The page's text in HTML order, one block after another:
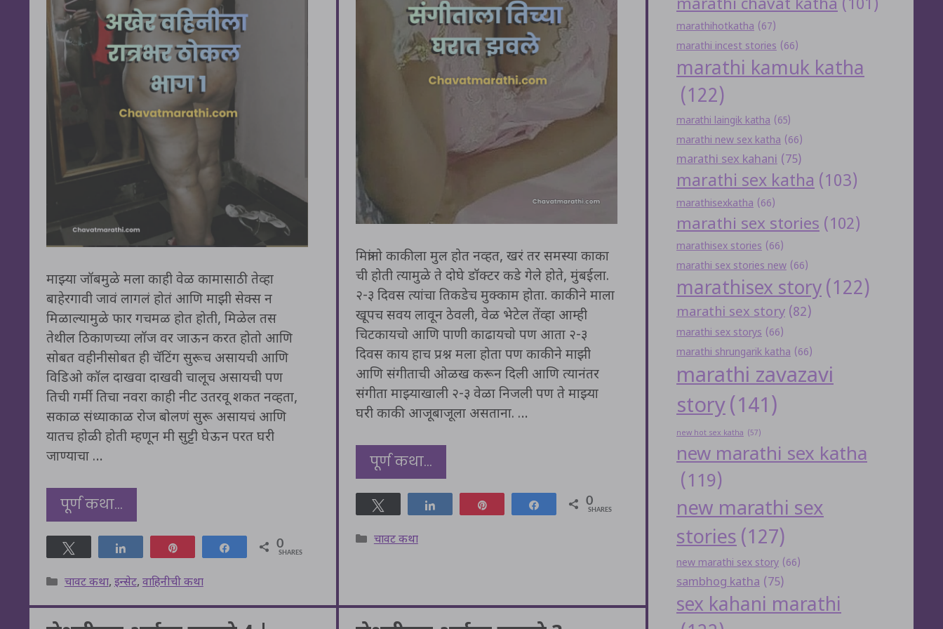
माझ्या जॉबमुळे मला काही वेळ कामासाठी तेव्हा
बाहेरगावी जावं लागलं होतं आणि माझी सेक्स न
मिळाल्यामुळे फार गचमळ होत होती, मिळेल तस
तेथील ठिकाणच्या लॉज वर जाऊन करत होतो आणि
सोबत वहीनीसोबत ही चॅटिंग सुरूच असायची आणि
विडिओ कॉल दाखवा दाखवी चालूच असायची पण
तिची गर्मी तिचा नवरा काही नीट उतरवू शकत नव्हता,
सकाळ संध्याकाळ रोज बोलणं सुरू असायचं आणि
यातच होळी होती म्हणून मी सुट्टी घेऊन परत घरी
जाण्याचा …
पूर्ण कथा…
Share 0
SHARES
Categories
चावट कथा, इन्सेट, वाहिनीची कथा
मित्रांनो काकीला मुल होत नव्हत, खरं तर समस्या काका
ची होती त्यामुळे ते दोघे डॉक्टर कडे गेले होते, मुंबईला.
२-३ दिवस त्यांचा तिकडेच मुक्काम होता. काकीने माला
खूपच सवय लावून ठेवली, वेळ भेटेल तेंव्हा आम्ही
चिटकायचो आणि पाणी काढायचो पण आता २-३
दिवस काय हाच प्रश्न मला होता पण काकीने माझी
आणि संगीताची ओळख करून दिली आणि त्यानंतर
संगीता माझ्याखाली २-३ वेळा निजली पण ते माझ्या
घरी काकी आजूबाजूला असताना. …
पूर्ण कथा…
Share 0
SHARES
Categories
चावट कथा
marathi chavat katha (101)
marathihotkatha (67)
marathi incest stories (66)
marathi kamuk katha
(122)
marathi laingik katha (65)
marathi new sex katha (66)
marathi sex kahani (75)
marathi sex katha (103)
marathisexkatha (66)
marathi sex stories (102)
marathisex stories (66)
marathi sex stories new (66)
marathisex story (122)
marathi sex story (82)
marathi sex storys (66)
marathi shrungarik katha (66)
marathi zavazavi
story(141)
new hot sex katha (57)
new marathi sex katha
(119)
new marathi sex
stories(127)
new marathi sex story (66)
sambhog katha (75)
sex kahani marathi